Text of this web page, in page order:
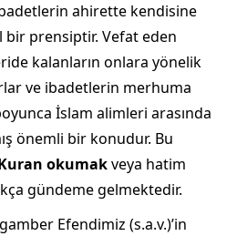
ahirette kendisine
bir prensiptir. Vefat eden
kalanların onlara yönelik
ve ibadetlerin merhuma
İslam alimleri arasında
önemli bir konudur. Bu
okumakveya hatim
gündeme gelmektedir.
Efendimiz (s.a.v.)’in